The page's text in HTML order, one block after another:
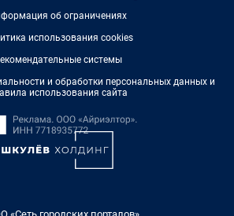
об ограничениях
использования cookies
системы
и обработки персональных данных и
использования сайта